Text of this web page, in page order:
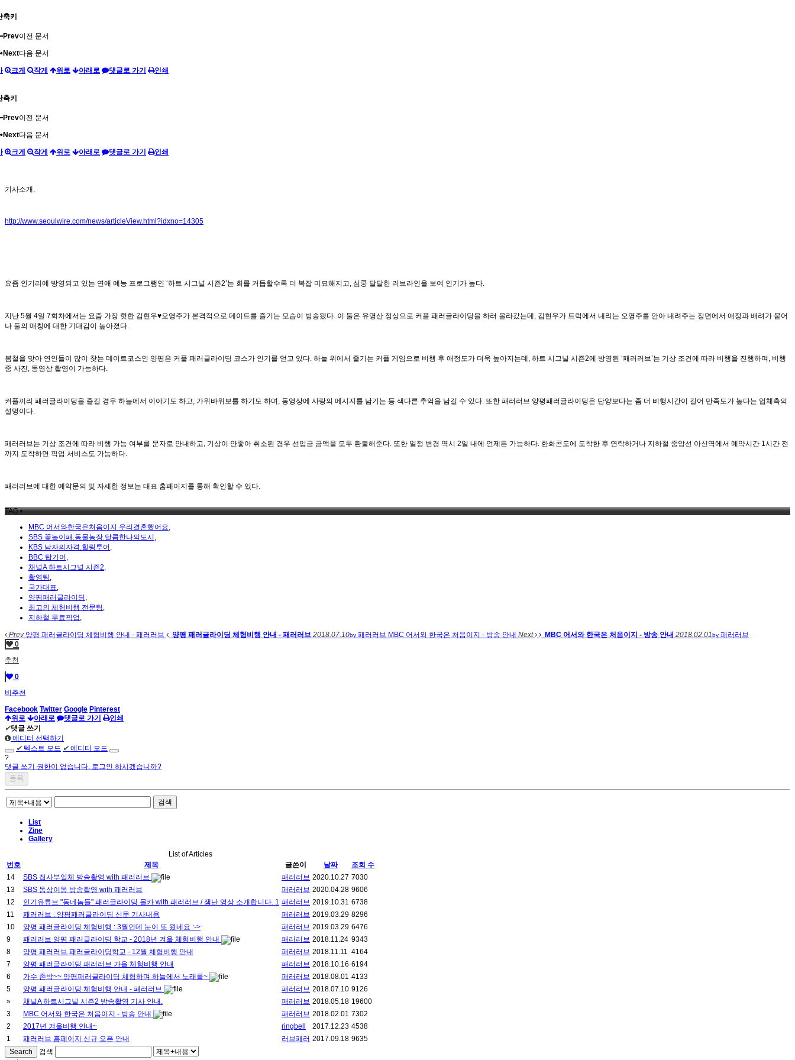
축키
Prev이전 문서
Next다음 문서
크게 작게 위로 아래로 댓글로 가기 인쇄
축키
Prev이전 문서
Next다음 문서
크게 작게 위로 아래로 댓글로 가기 인쇄
기사소개.
http://www.seoulwire.com/news/articleView.html?idxno=14305
요즘 인기리에 방영되고 있는 연애 예능 프로그램인 ‘하트 시그널 시즌2’는 회를 거듭할수록 더 복잡 미묘해지고, 심쿵 달달한 러브라인을 보여 인기가 높다.
지난 5월 4일 7회차에서는 요즘 가장 핫한 김현우♥오영주가 본격적으로 데이트를 즐기는 모습이 방송됐다. 이 둘은 유명산 정상으로 커플 패러글라이딩을 하러 올라갔는데, 김현우가 트럭에서 내리는 오영주를 안아 내려주는 장면에서 애정과 배려가 묻어
나 둘의 매칭에 대한 기대감이 높아졌다.
봄철을 맞아 연인들이 많이 찾는 데이트코스인 양평은 커플 패러글라이딩 코스가 인기를 얻고 있다. 하늘 위에서 즐기는 커플 게임으로 비행 후 애정도가 더욱 높아지는데, 하트 시그널 시즌2에 방영된 ‘패러러브’는 기상 조건에 따라 비행을 진행하며, 비행
중 사진, 동영상 촬영이 가능하다.
커플끼리 패러글라이딩을 즐길 경우 하늘에서 이야기도 하고, 가위바위보를 하기도 하며, 동영상에 사랑의 메시지를 남기는 등 색다른 추억을 남길 수 있다. 또한 패러러브 양평패러글라이딩은 단양보다는 좀 더 비행시간이 길어 만족도가 높다는 업체측의
설명이다.
패러러브는 기상 조건에 따라 비행 가능 여부를 문자로 안내하고, 기상이 안좋아 취소된 경우 선입금 금액을 모두 환불해준다. 또한 일정 변경 역시 2일 내에 언제든 가능하다. 한화콘도에 도착한 후 연락하거나 지하철 중앙선 아신역에서 예약시간 1시간 전
까지 도착하면 픽업 서비스도 가능하다.
패러러브에 대한 예약문의 및 자세한 정보는 대표 홈페이지를 통해 확인할 수 있다.
TAG •
MBC 어서와한국은처음이지.우리결혼했어요,
SBS 꽃놀이패.동물농장.달콤한나의도시 ,
KBS 남자의자격.힐링투어 ,
BBC 탑기어 ,
채널A 하트시그널 시즌2,
촬영팀 ,
국가대표,
양평패러글라이딩,
최고의 체험비행 전문팀 ,
지하철 무료픽업 ,
Prev양평 패러글라이딩 체험비행 안내 - 패러러브 양평 패러글라이딩 체험비행 안내 - 패러러브 2018.07.10by 패러러브 MBC 어서와 한국은 처음이지 - 방송 안내 Next MBC 어서와 한국은 처음이지 - 방송 안내 2018.02.01by 패러러브
0
추천
0
비추천
Facebook Twitter Google Pinterest
위로
아래로 댓글로 가기
인쇄
✔댓글 쓰기
에디터 선택하기
✔ 텍스트 모드 ✔에디터 모드
?
댓글 쓰기 권한이 없습니다. 로그인 하시겠습니까?
검색
List
Zine
Gallery
List of Articles
번호
제목 글쓴이 날짜
조회 수
14
SBS 집사부일체 방송촬영 with 패러러브 패러러브 2020.10.27 7030
13
SBS 동상이몽 방송촬영 with 패러러브 패러러브 2020.04.28 9606
12
인기유튜브 "동네놈들" 패러글라이딩 몰카 with 패러러브 / 잼난 영상 소개합니다. 1 패러러브 2019.10.31 6738
11
패러러브 : 양평패러글라이딩 신문 기사내용 패러러브 2019.03.29 8296
10
양평 패러글라이딩 체험비행 : 3월인데 눈이 또 왔네요 :-> 패러러브 2019.03.29 6476
9
패러러브 양평 패러글라이딩 학교 - 2018년 겨울 체험비행 안내 패러러브 2018.11.24 9343
8
양평 패러러브 패러글라이딩학교 - 12월 체험비행 안내 패러러브 2018.11.11 4164
7
양평 패러글라이딩 패러러브 가을 체험비행 안내 패러러브 2018.10.16 6194
6
가수 존박~~ 양평패러글라이딩 체험하며 하늘에서 노래를~ 패러러브 2018.08.01 4133
5
양평 패러글라이딩 체험비행 안내 - 패러러브 패러러브 2018.07.10 9126
»
채널A 하트시그널 시즌2 방송촬영 기사 안내. 패러러브 2018.05.18 19600
3
MBC 어서와 한국은 처음이지 - 방송 안내 패러러브 2018.02.01 7302
2
2017년 겨울비행 안내~ ringbell 2017.12.23 4538
1
패러러브 홈페이지 신규 오픈 안내 러브패러 2017.09.18 9635
Search
검색